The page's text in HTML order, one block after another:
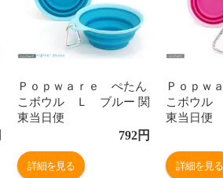
Ｐｏｐｗａｒｅ ぺたん
こボウル Ｌ ブルー 関
東当日便
792円
詳細を見る
Ｐｏｐｗ
こボウル
東当日便
詳細を見る